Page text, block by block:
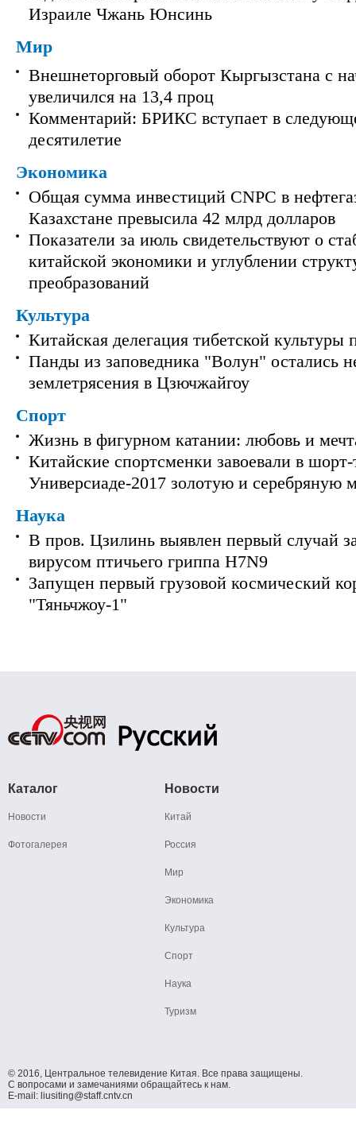
Израиле Чжань Юнсинь
Мир
Внешнеторговый оборот Кыргызстана с
увеличился на 13,4 проц
Комментарий: БРИКС вступает в
десятилетие
Экономика
Общая сумма инвестиций CNPC в
Казахстане превысила 42 млрд долларов
Показатели за июль свидетельствуют о
китайской экономики и углублении
преобразований
Культура
Китайская делегация тибетской культуры
Панды из заповедника "Волун" остались
землетрясения в Цзючжайгоу
Спорт
Жизнь в фигурном катании: любовь и
Китайские спортсменки завоевали в шорт-
Универсиаде-2017 золотую и серебряную
Наука
В пров. Цзилинь выявлен первый случай
вирусом птичьего гриппа H7N9
Запущен первый грузовой космический
"Тяньчжоу-1"
Каталог
Новости
Фотогалерея
Новости
Китай
Россия
Мир
Экономика
Культура
Спорт
Наука
Туризм
© 2016, Центральное телевидение Китая. Все права защищены.
С вопросами и замечаниями обращайтесь к нам.
E-mail: liusiting@staff.cntv.cn